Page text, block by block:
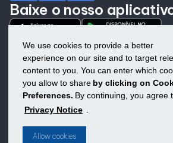
We use cookies to provide a better
experience on our site and to target
content to you. You can enter which
you allow to share by clicking on
Preferences. By continuing, you agree
Privacy Notice .
Allow cookies
Baixe o nosso